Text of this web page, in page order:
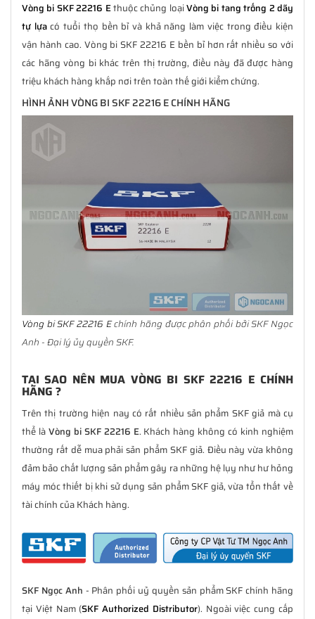
Vòng bi SKF 22216 Ethuộc chủng loạiVòng bi tang trống 2 dãy
tự lựacó tuổi thọ bền bỉ và khả năng làm việc trong điều kiện
vận hành cao. Vòng bi SKF 22216 E bền bỉ hơn rất nhiều so với
các hãng vòng bi khác trên thị trường, điều này đã được hàng
triệu khách hàng khắp nơi trên toàn thế giới kiểm chứng.
HÌNH ẢNH VÒNG BI SKF 22216 E CHÍNH HÃNG
Vòng bi SKF 22216 Echính hãng được phân phối bởi SKF Ngọc
Anh - Đại lý ủy quyền SKF.
TẠI SAO NÊN MUA VÒNG BI SKF 22216 E CHÍNH
HÃNG ?
Trên thị trường hiện nay có rất nhiều sản phẩm SKF giả mà cụ
thể làVòng bi SKF 22216 E. Khách hàng không có kinh nghiệm
thường rất dễ mua phải sản phẩm SKF giả. Điều này vừa không
đảm bảo chất lượng sản phẩm gây ra những hệ lụy như hư hỏng
máy móc thiết bị khi sử dụng sản phẩm SKF giả, vừa tổn thất về
tài chính của Khách hàng.
SKF Ngọc Anh - Phân phối uỷ quyền sản phẩm SKF chính hãng
tại Việt Nam (SKF Authorized Distributor). Ngoài việc cung cấp